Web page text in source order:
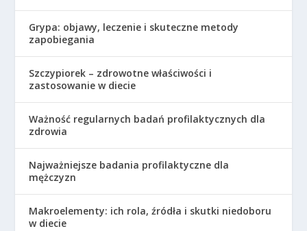
Grypa: objawy, leczenie i skuteczne metody
zapobiegania
Szczypiorek – zdrowotne właściwości i
zastosowanie w diecie
Ważność regularnych badań profilaktycznych dla
zdrowia
Najważniejsze badania profilaktyczne dla
mężczyzn
Makroelementy: ich rola, źródła i skutki niedoboru
w diecie